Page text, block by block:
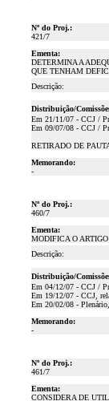
Nº do Proj.:
421/7
Ementa:
DETERMINA A
QUE TENHAM
Descrição:
Distribuição/
Em 21/11/07 - CCJ /
Em 09/07/08 - CCJ /
RETIRADO DE
Memorando:
-
Nº do Proj.:
460/7
Ementa:
MODIFICA O ARTIGO
Descrição:
Distribuição/
Em 04/12/07 - CCJ /
Em 19/12/07 - CCJ,
Em 20/02/08 -
Memorando:
-
Nº do Proj.:
461/7
Ementa:
CONSIDERA DE